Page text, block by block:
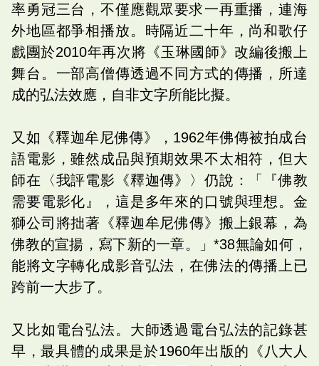
率勇冠三台，不僅應觀眾要求一再重播，連海
外地區都爭相播放。時隔近二十年，尚和歌仔
戲團於2010年再次將《玉琳國師》改編後搬上
舞台。一部高僧傳透過不同方式的傳播，所達
成的弘法效應，自非文字所能比擬。
又如《釋迦牟尼佛傳》，1962年佛傳被拍成台
語電影，雖然成品與預期效果不太相符，但大
師在〈我評電影《釋迦傳》〉仍說：「『佛教
需要電影化』，這是多年來的口號與理想。金
獅公司將拙著《釋迦牟尼佛傳》搬上銀幕，為
佛教的宣揚，寫下新的一章。」*38無論如何，
能將文字轉化成影音弘法，在佛法的傳播上已
跨前一大步了。
又比如電台弘法。大師透過電台弘法的記錄甚
早，最具體的成果是於1960年出版的《八大人